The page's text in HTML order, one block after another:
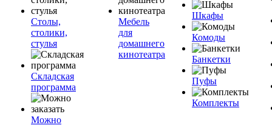
Столы,
столики,
стулья
Складская
программа
Можно
Мебель
для
домашнего
кинотеатра
Шкафы
Комоды
Банкетки
Пуфы
Комплекты